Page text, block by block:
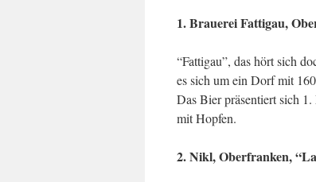
1. Brauerei Fattigau,
“Fattigau”, das hört sich
es sich um ein Dorf mit
Das Bier präsentiert sich
mit Hopfen.
2. Nikl, Oberfranken,